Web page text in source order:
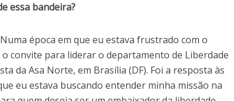
essa bandeira?
época em que eu estava frustrado com o
convite para liderar o departamento de Liberdade
da Asa Norte, em Brasília (DF). Foi a resposta às
eu estava buscando entender minha missão na